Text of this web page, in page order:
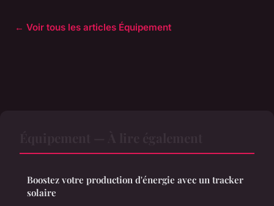
← Voir tous les articles Équipement
Boostez votre production d'énergie avec un tracker
solaire